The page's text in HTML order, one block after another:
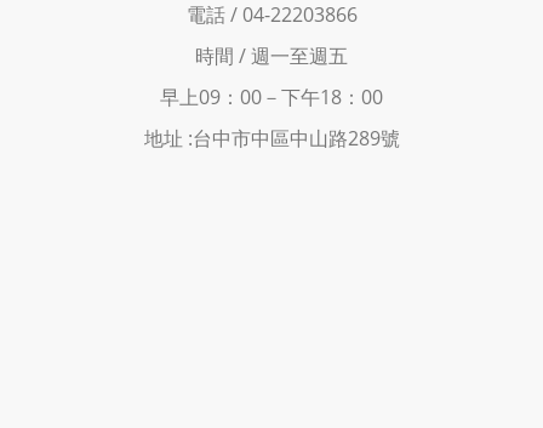
電話 / 04-22203866
時間 /週一至週五
早上09：00－下午18：00
地址 :台中市中區中山路289號